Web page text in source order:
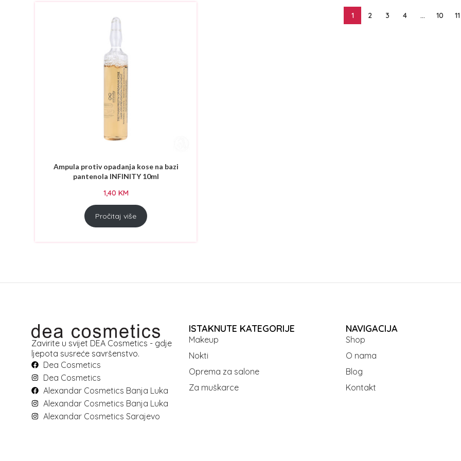
Ampula protiv opadanja kose na bazi
pantenola INFINITY 10ml
1,40 KM
Pročitaj više
1 2 3 4 … 10 11
Zavirite u svijet DEA Cosmetics - gdje
ljepota susreće savršenstvo.
Dea Cosmetics
Dea Cosmetics
Alexandar Cosmetics Banja Luka
Alexandar Cosmetics Banja Luka
Alexandar Cosmetics Sarajevo
ISTAKNUTE KATEGORIJE
Makeup
Nokti
Oprema za salone
Za muškarce
NAVIGACIJA
Shop
O nama
Blog
Kontakt